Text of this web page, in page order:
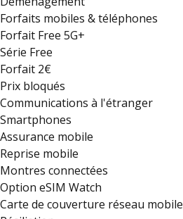
Forfaits mobiles & téléphones
Forfait Free 5G+
Série Free
Forfait 2€
Prix bloqués
Communications à l'étranger
Smartphones
Assurance mobile
Reprise mobile
Montres connectées
Option eSIM Watch
Carte de couverture réseau mobile